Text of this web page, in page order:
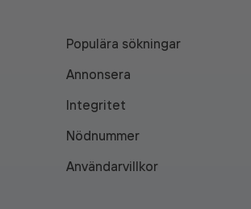
Populära sökningar
Annonsera
Integritet
Nödnummer
Användarvillkor